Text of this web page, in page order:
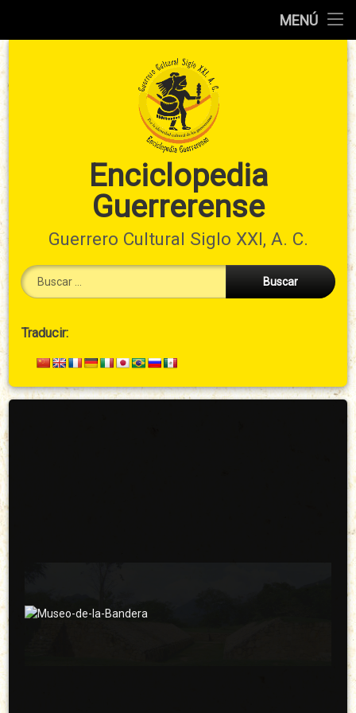
MENÚ
Enciclopedia
Guerrerense
Guerrero Cultural Siglo XXI, A. C.
Cabecera
Secundario
Traducir:
Arriba